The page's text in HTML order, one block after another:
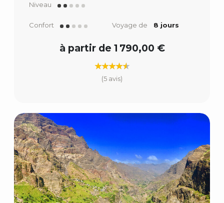
Niveau
Confort Voyage de 8 jours
à partir de 1 790,00 €
(5 avis)